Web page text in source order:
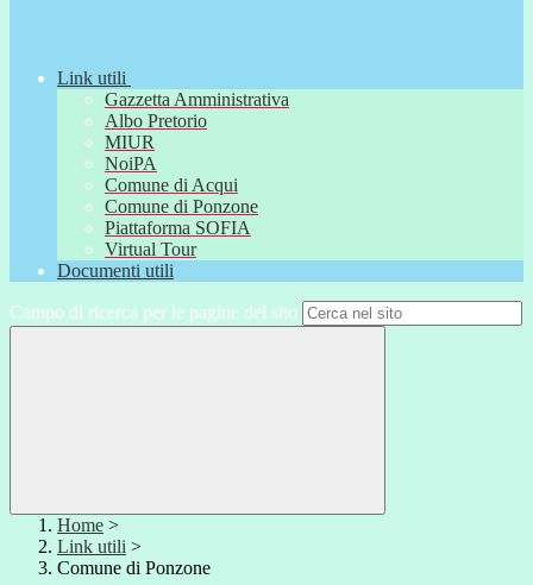
Link utili
Gazzetta Amministrativa
Albo Pretorio
MIUR
NoiPA
Comune di Acqui
Comune di Ponzone
Piattaforma SOFIA
Virtual Tour
Documenti utili
Campo di ricerca per le pagine del sito
Home >
Link utili >
Comune di Ponzone